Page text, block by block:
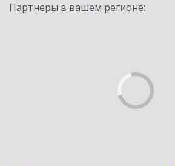
Партнеры в вашем регионе: